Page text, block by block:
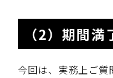
（2）期間満
今回は、実務上ご